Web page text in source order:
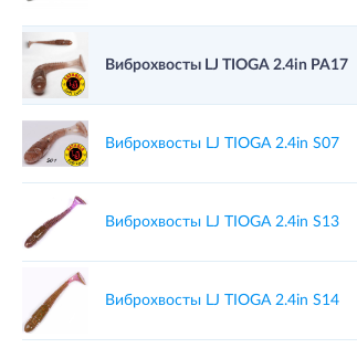
Виброхвосты LJ TIOGA 2.4in PA17
Виброхвосты LJ TIOGA 2.4in S07
Виброхвосты LJ TIOGA 2.4in S13
Виброхвосты LJ TIOGA 2.4in S14